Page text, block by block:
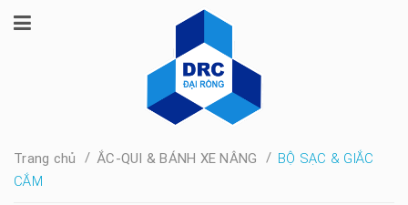
Trang chủ / ẮC-QUI & BÁNH XE NÂNG / BỘ SẠC & GIẮC
CẮM